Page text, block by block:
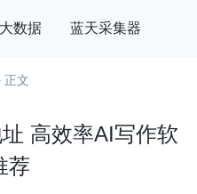
大数据 蓝天采集器
正文
高效率AI写作软
荐